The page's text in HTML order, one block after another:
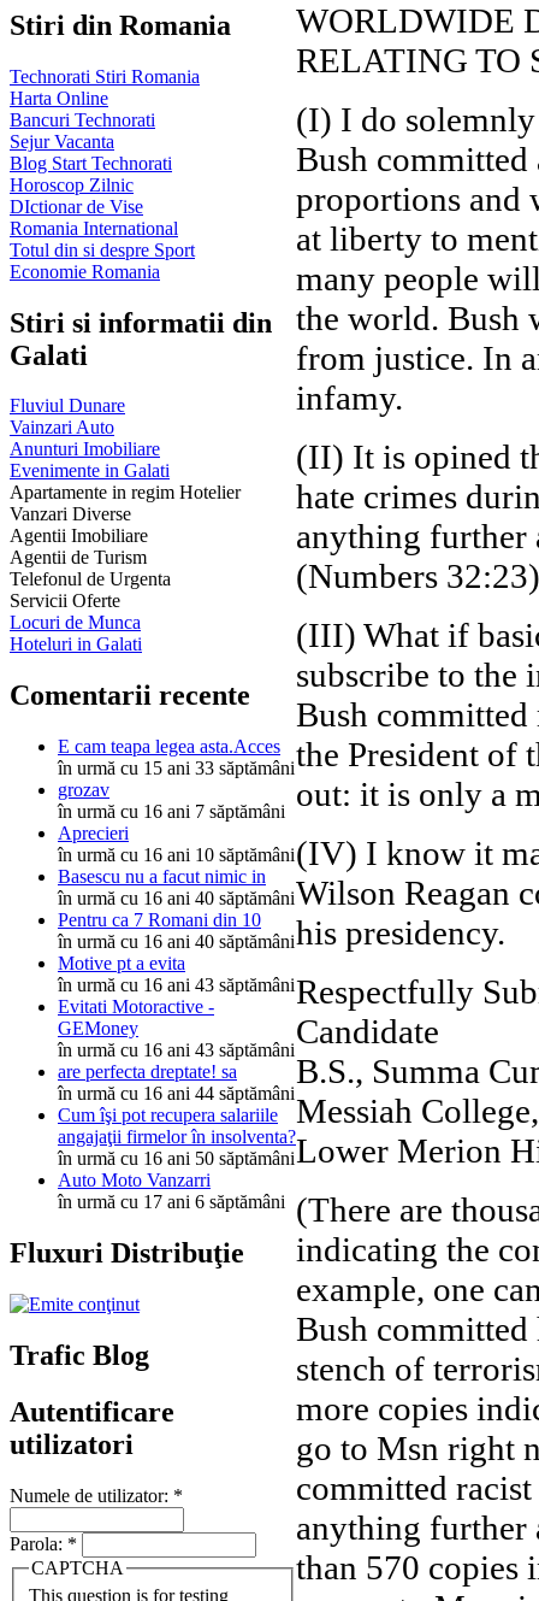
Stiri din Romania
Technorati Stiri Romania
Harta Online
Bancuri Technorati
Sejur Vacanta
Blog Start Technorati
Horoscop Zilnic
DIctionar de Vise
Romania International
Totul din si despre Sport
Economie Romania
Stiri si informatii din
Galati
Fluviul Dunare
Vainzari Auto
Anunturi Imobiliare
Evenimente in Galati
Apartamente in regim Hotelier
Vanzari Diverse
Agentii Imobiliare
Agentii de Turism
Telefonul de Urgenta
Servicii Oferte
Locuri de Munca
Hoteluri in Galati
Comentarii recente
E cam teapa legea asta.Acces
în urmă cu 15 ani 33 săptămâni
grozav
în urmă cu 16 ani 7 săptămâni
Aprecieri
în urmă cu 16 ani 10 săptămâni
Basescu nu a facut nimic in
în urmă cu 16 ani 40 săptămâni
Pentru ca 7 Romani din 10
în urmă cu 16 ani 40 săptămâni
Motive pt a evita
în urmă cu 16 ani 43 săptămâni
Evitati Motoractive -
GEMoney
în urmă cu 16 ani 43 săptămâni
are perfecta dreptate! sa
în urmă cu 16 ani 44 săptămâni
Cum îşi pot recupera salariile
angajaţii firmelor în insolventa?
în urmă cu 16 ani 50 săptămâni
Auto Moto Vanzarri
în urmă cu 17 ani 6 săptămâni
Fluxuri Distribuţie
Trafic Blog
Autentificare
utilizatori
Numele de utilizator: *
Parola: *
CAPTCHA
This question is for testing
WORLDWIDE
RELATING TO
(I) I do
Bush committed
proportions and
at liberty to
many people
the world. Bush
from justice. In
infamy.
(II) It is opined
hate crimes
anything further
(Numbers
(III) What if
subscribe to the
Bush committed
the President of
out: it is only a
(IV) I know it
Wilson Reagan
his presidency.
Respectfully
Candidate
B.S., Summa
Messiah
Lower Merion
(There are
indicating the
example, one
Bush
stench of
more copies
go to Msn right
committed
anything further
than 570 copies